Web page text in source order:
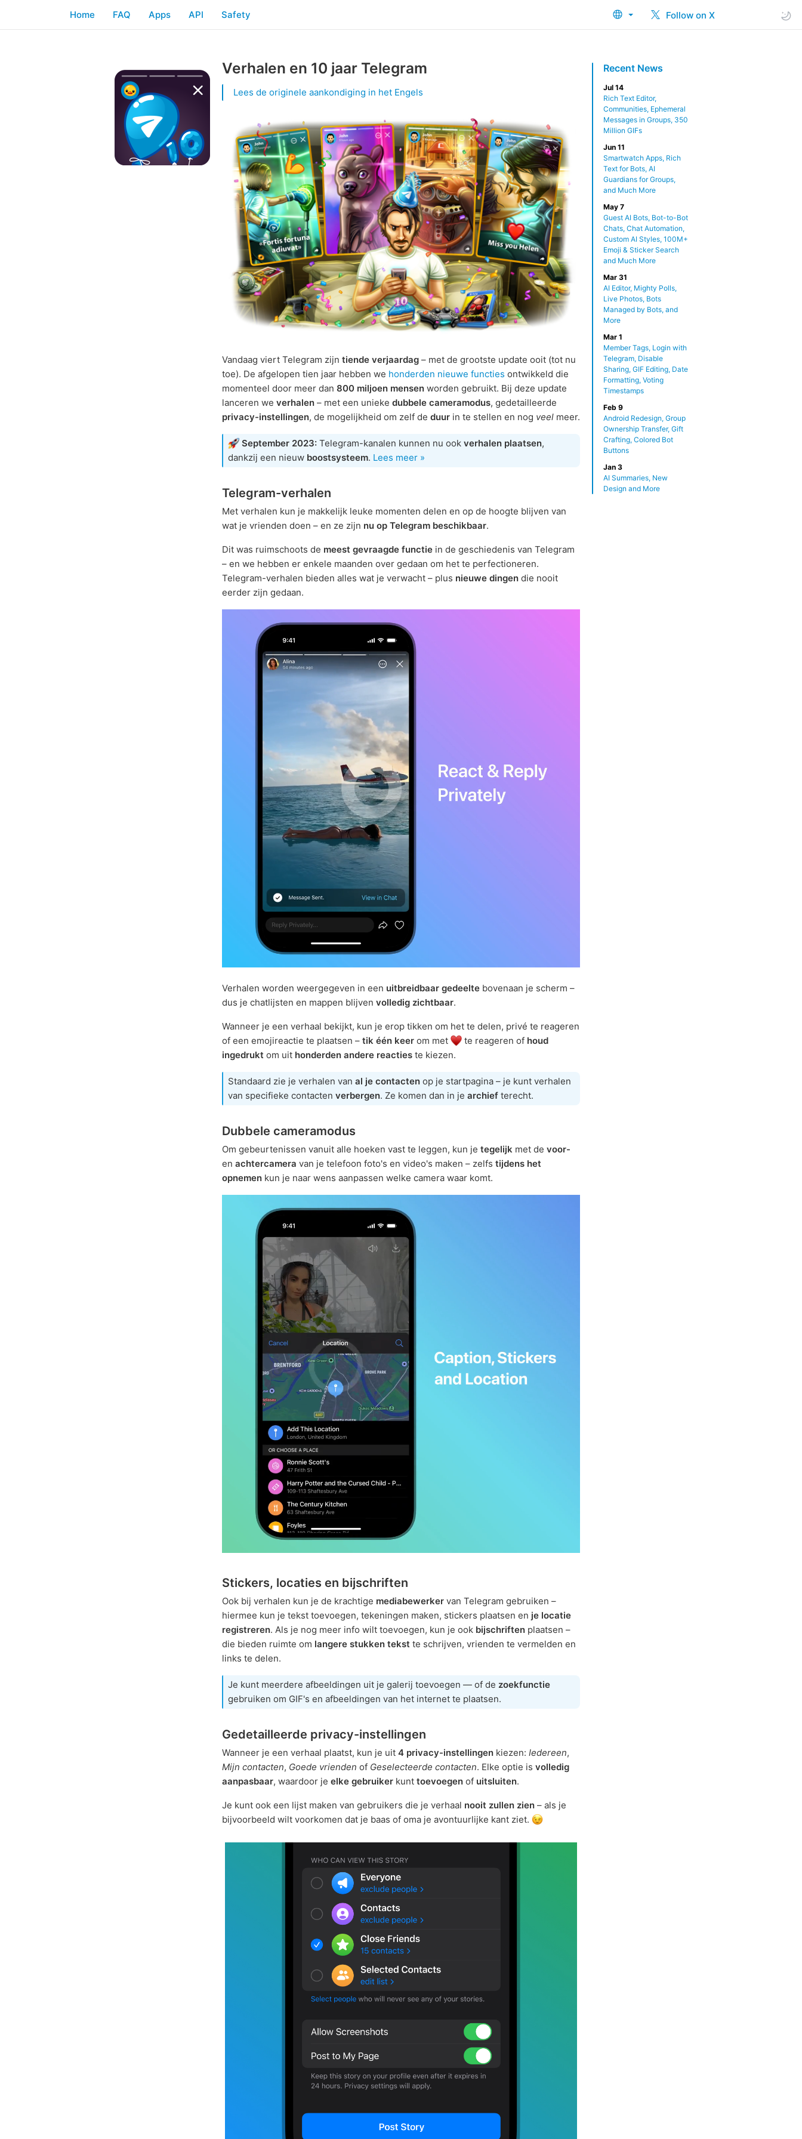
Follow on X
Home FAQ Apps API Safety
Recent News
Jul 14
Rich Text Editor,
Communities, Ephemeral
Messages in Groups, 350
Million GIFs
Jun 11
Smartwatch Apps, Rich
Text for Bots, AI
Guardians for Groups,
and Much More
May 7
Guest AI Bots, Bot-to-Bot
Chats, Chat Automation,
Custom AI Styles, 100M+
Emoji & Sticker Search
and Much More
Mar 31
AI Editor, Mighty Polls,
Live Photos, Bots
Managed by Bots, and
More
Mar 1
Member Tags, Login with
Telegram, Disable
Sharing, GIF Editing, Date
Formatting, Voting
Timestamps
Feb 9
Android Redesign, Group
Ownership Transfer, Gift
Crafting, Colored Bot
Buttons
Jan 3
AI Summaries, New
Design and More
Verhalen en 10 jaar Telegram
Lees de originele aankondiging in het Engels
Vandaag viert Telegram zijn tiende verjaardag – met de grootste update ooit (tot nu
toe). De afgelopen tien jaar hebben we honderden nieuwe functies ontwikkeld die
momenteel door meer dan 800 miljoen mensen worden gebruikt. Bij deze update
lanceren we verhalen – met een unieke dubbele cameramodus, gedetailleerde
privacy-instellingen, de mogelijkheid om zelf de duur in te stellen en nog veel meer.
September 2023: Telegram-kanalen kunnen nu ookverhalen plaatsen,
dankzij een nieuw boostsysteem. Lees meer »
Telegram-verhalen
Met verhalen kun je makkelijk leuke momenten delen en op de hoogte blijven van
wat je vrienden doen – en ze zijn nu op Telegram beschikbaar.
Dit was ruimschoots de meest gevraagde functie in de geschiedenis van Telegram
– en we hebben er enkele maanden over gedaan om het te perfectioneren.
Telegram-verhalen bieden alles wat je verwacht – plus nieuwe dingen die nooit
eerder zijn gedaan.
Verhalen worden weergegeven in een uitbreidbaar gedeelte bovenaan je scherm –
dus je chatlijsten en mappen blijven volledig zichtbaar.
Wanneer je een verhaal bekijkt, kun je erop tikken om het te delen, privé te reageren
of een emojireactie te plaatsen – tik één keer om met te reageren of houd
ingedrukt om uit honderden andere reacties te kiezen.
Standaard zie je verhalen van al je contacten op je startpagina – je kunt verhalen
van specifieke contacten verbergen. Ze komen dan in je archief terecht.
Dubbele cameramodus
Om gebeurtenissen vanuit alle hoeken vast te leggen, kun je tegelijk met de voor-
en achtercamera van je telefoon foto's en video's maken – zelfs tijdens het
opnemen kun je naar wens aanpassen welke camera waar komt.
Stickers, locaties en bijschriften
Ook bij verhalen kun je de krachtige mediabewerker van Telegram gebruiken –
hiermee kun je tekst toevoegen, tekeningen maken, stickers plaatsen en je locatie
registreren. Als je nog meer info wilt toevoegen, kun je ook bijschriften plaatsen –
die bieden ruimte om langere stukken tekst te schrijven, vrienden te vermelden en
links te delen.
Je kunt meerdere afbeeldingen uit je galerij toevoegen — of de zoekfunctie
gebruiken om GIF's en afbeeldingen van het internet te plaatsen.
Gedetailleerde privacy-instellingen
Wanneer je een verhaal plaatst, kun je uit 4 privacy-instellingen kiezen: Iedereen,
Mijn contacten, Goede vrienden of Geselecteerde contacten. Elke optie is volledig
aanpasbaar, waardoor je elke gebruiker kunt toevoegen of uitsluiten.
Je kunt ook een lijst maken van gebruikers die je verhaal nooit zullen zien – als je
bijvoorbeeld wilt voorkomen dat je baas of oma je avontuurlijke kant ziet.